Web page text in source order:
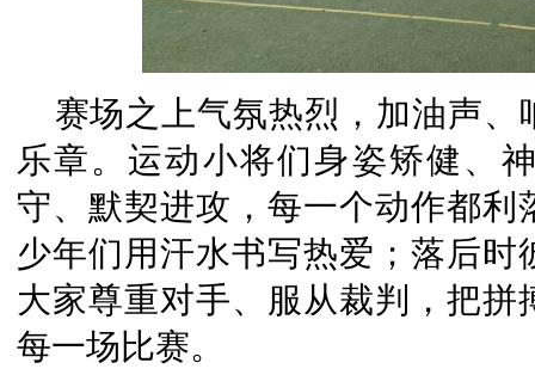
赛场之上气氛热烈，加油声
乐章。运动小将们身姿矫健、
守、默契进攻，每一个动作都
少年们用汗水书写热爱；落后
大家尊重对手、服从裁判，把
每一场比赛。